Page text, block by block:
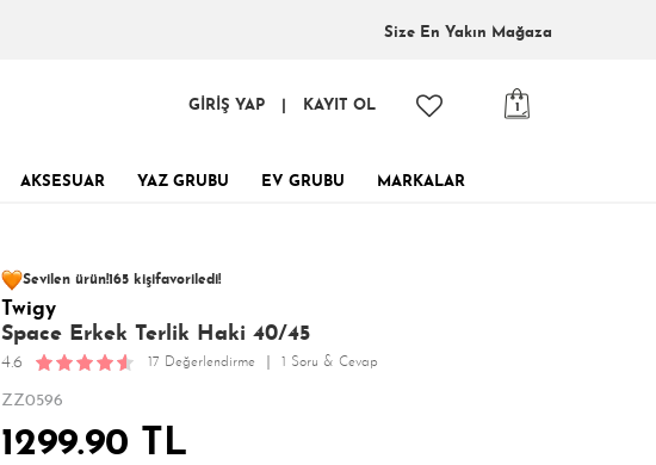
Size En Yakın Mağaza
1
GİRİŞ YAP KAYIT OL
AKSESUAR YAZ GRUBU EV GRUBU MARKALAR
Sevilen ürün!165 kişifavoriledi!
Son 1 Günde
Son 24 Saatte
Twigy
Space Erkek Terlik Haki 40/45
4.6 17 Değerlendirme 1 Soru & Cevap
ZZ0596
1299.90 TL